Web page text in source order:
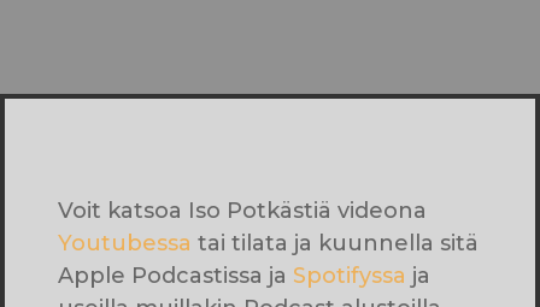
Voit katsoa Iso Potkästiä videona
Youtubessa tai tilata ja kuunnella sitä
Apple Podcastissa ja Spotifyssa ja